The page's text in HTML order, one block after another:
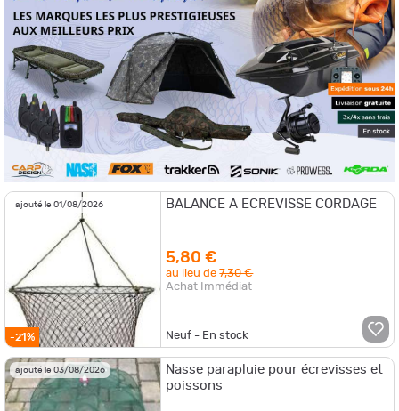
ajouté le 01/08/2026
-21%
BALANCE A ECREVISSE CORDAGE
5,80 €
au lieu de7,30 €
Achat Immédiat
Neuf - En stock
ajouté le 03/08/2026
Nasse parapluie pour écrevisses et
poissons